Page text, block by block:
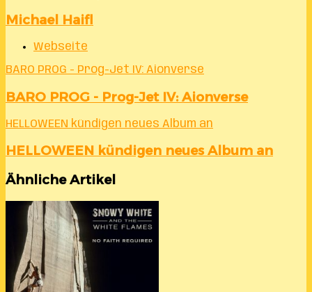
Michael Haifl
Webseite
BARO PROG - Prog-Jet IV: Aionverse
BARO PROG - Prog-Jet IV: Aionverse
HELLOWEEN kündigen neues Album an
HELLOWEEN kündigen neues Album an
Ähnliche Artikel